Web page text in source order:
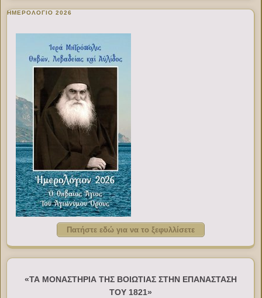
ΗΜΕΡΟΛΟΓΙΟ 2026
Πατήστε εδώ για να το ξεφυλλίσετε
«ΤΑ ΜΟΝΑΣΤΗΡΙΑ ΤΗΣ ΒΟΙΩΤΙΑΣ ΣΤΗΝ ΕΠΑΝΑΣΤΑΣΗ
ΤΟΥ 1821»